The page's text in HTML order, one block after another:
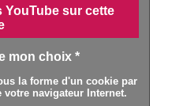
sur cette
mon choix *
la forme d'un cookie par
navigateur Internet.